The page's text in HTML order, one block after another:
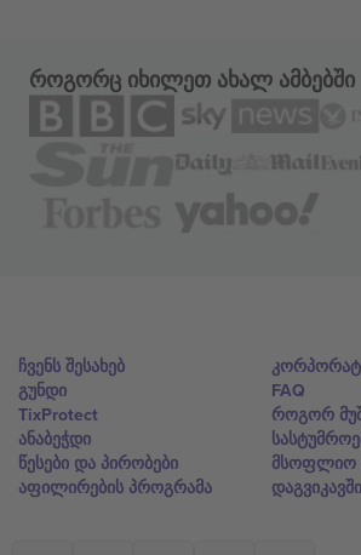
როგორც იხილეთ ახალ ამბებში
ჩვენს შესახებ
გუნდი
TixProtect
ანაბეჭდი
წესები და პირობები
აფილირების პროგრამა
FAQ
როგორ
მსოფლიო